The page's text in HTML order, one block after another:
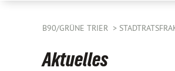
B90/GRÜNE TRIER
Aktuelles